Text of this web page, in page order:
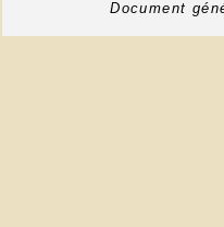
Document